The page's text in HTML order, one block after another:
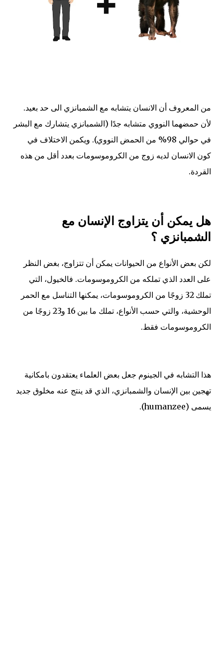
من المعروف أن الانسان يتشابه مع الشمبانزي الى حد بعيد.
لأن حمضهما النووي متشابه جدًا (الشمبانزي يتشارك مع البشر
في حوالي 98% من الحمض النووي). ويكمن الاختلاف في
كون الانسان لديه زوج من الكروموسومات بعدد أقل من هذه
القردة.
هل يمكن أن يتزاوج الإنسان مع
الشمبانزي ؟
لكن بعض الأنواع من الحيوانات يمكن أن تتزاوج، بغض النظر
على العدد الذي تملكه من الكروموسومات. فالخيول، التي
تملك 32 زوجًا من الكروموسومات، يمكنها التناسل مع الحمر
الوحشية، والتي حسب الأنواع، تملك ما بين 16 و23 زوجًا من
الكروموسومات فقط.
هذا التشابه في الجينوم جعل بعض العلماء يعتقدون بامكانية
تهجين بين الإنسان والشمبانزي، الذي قد ينتج عنه مخلوق جديد
يسمى (humanzee
).